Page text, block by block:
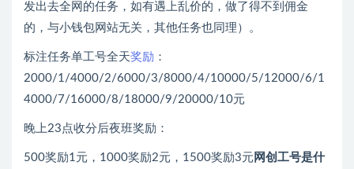
发出去全网的任务，如有遇上乱价的，做了得不到佣金
的，与小钱包网站无关，其他任务也同理）。
标注任务单工号全天奖励 ：
2000/1/4000/2/6000/3/8000/4/10000/5/12000/6/1
4000/7/16000/8/18000/9/20000/10元
晚上23点收分后夜班奖励：
500奖励1元，1000奖励2元，1500奖励3元 网创工号是什